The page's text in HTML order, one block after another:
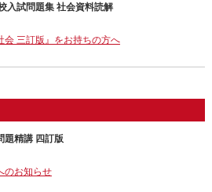
入試問題集 社会資料読解
会 三訂版』をお持ちの方へ
精講 四訂版
のお知らせ